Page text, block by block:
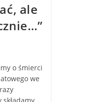
ale
o śmierci
we